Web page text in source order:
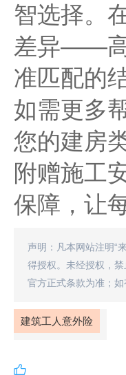
智选择。
差异——高
准匹配的
如需更多
您的建房
附赠施工
保障，让
声明：凡本网站注明“
得授权。未经授权，
官方正式条款为准；
建筑工人意外险